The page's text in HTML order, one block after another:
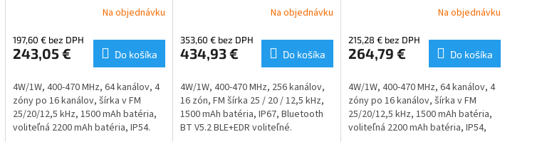
Na objednávku
197,60 € bez DPH
243,05 € Do košíka
4W/1W, 400-470 MHz, 64 kanálov, 4
zóny po 16 kanálov, šírka v FM
25/20/12,5 kHz, 1500 mAh batéria,
voliteľná 2200 mAh batéria, IP54.
Na objednávku
353,60 € bez DPH
434,93 € Do košíka
4W/1W, 400-470 MHz, 256 kanálov,
16 zón, FM šírka 25 / 20 / 12,5 kHz,
1500 mAh batéria, IP67, Bluetooth
BT V5.2 BLE+EDR voliteľné.
Na objednávku
215,28 € bez DPH
264,79 € Do košíka
4W/1W, 400-470 MHz, 64 kanálov, 4
zóny po 16 kanálov, šírka v FM
25/20/12,5 kHz, 1500 mAh batéria,
voliteľná 2200 mAh batéria, IP54,